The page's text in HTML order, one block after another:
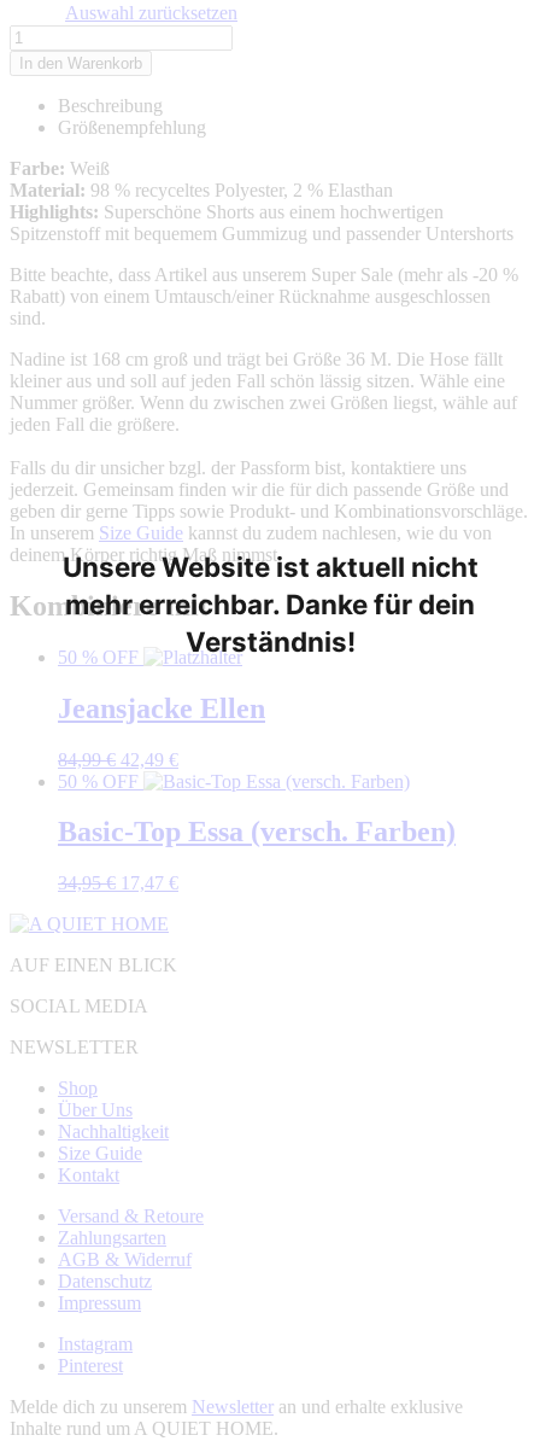
Auswahl zurücksetzen
Shorts
aus
Spitze
Laila
Menge
In den Warenkorb
Beschreibung
Größenempfehlung
Farbe: Weiß
Material: 98 % recyceltes Polyester, 2 % Elasthan
Highlights: Superschöne Shorts aus einem hochwertigen
Spitzenstoff mit bequemem Gummizug und passender Untershorts
Bitte beachte, dass Artikel aus unserem Super Sale (mehr als -20 %
Rabatt) von einem Umtausch/einer Rücknahme ausgeschlossen
sind.
Nadine ist 168 cm groß und trägt bei Größe 36 M. Die Hose fällt
kleiner aus und soll auf jeden Fall schön lässig sitzen. Wähle eine
Nummer größer. Wenn du zwischen zwei Größen liegst, wähle auf
jeden Fall die größere.
Falls du dir unsicher bzgl. der Passform bist, kontaktiere uns
jederzeit. Gemeinsam finden wir die für dich passende Größe und
geben dir gerne Tipps sowie Produkt- und Kombinationsvorschläge.
In unserem Size Guide kannst du zudem nachlesen, wie du von
deinem Körper richtig Maß nimmst.
Kombiniere mit
50 % OFF
Jeansjacke Ellen
84,99€ Ursprünglicher
Preis
84,99 €
42,49 €Aktueller
Preis
42,49 €.
50 % OFF
Basic-Top Essa (versch. Farben)
34,95€ Ursprünglicher
war:
17,47 €Aktueller
AUF EINEN BLICK
SOCIAL MEDIA
NEWSLETTER
Shop
Über Uns
Nachhaltigkeit
Size Guide
Kontakt
Versand & Retoure
Zahlungsarten
AGB & Widerruf
Datenschutz
Impressum
Instagram
Pinterest
Melde dich zu unserem Newsletter an und erhalte exklusive
Inhalte rund um A QUIET HOME.
Unsere Website ist aktuell nicht
mehr erreichbar. Danke für dein
Verständnis!